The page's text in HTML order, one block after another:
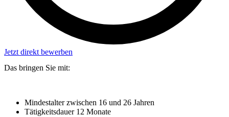
Jetzt direkt bewerben
Das bringen Sie mit:
Mindestalter zwischen 16 und 26 Jahren
Tätigkeitsdauer 12 Monate